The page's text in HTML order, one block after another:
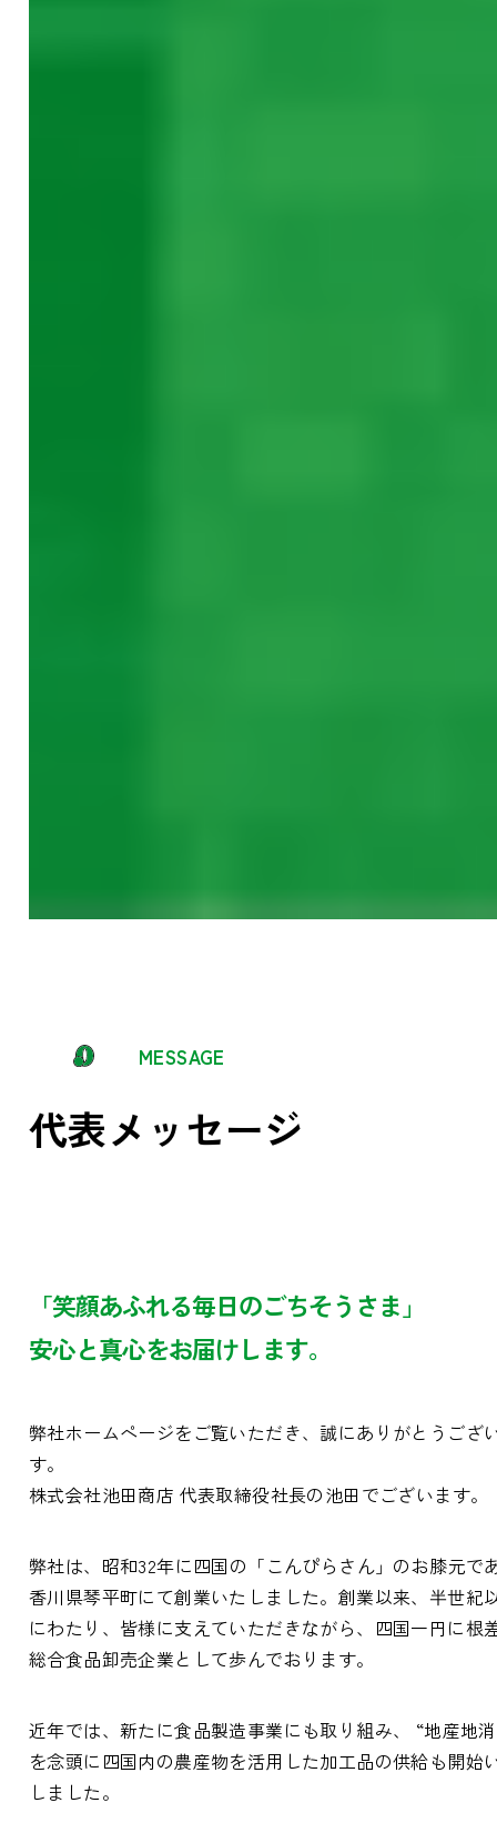
MESSAGE
代表メッセージ
「笑顔あふれる毎日のごちそうさま」
安心と真心をお届けします。
弊社ホームページをご覧いただき、誠にありがとうござ
す。
株式会社池田商店 代表取締役社長の池田でございます。
弊社は、昭和32年に四国の「こんぴらさん」のお膝元で
香川県琴平町にて創業いたしました。創業以来、半世紀
にわたり、皆様に支えていただきながら、四国一円に根
総合食品卸売企業として歩んでおります。
近年では、新たに食品製造事業にも取り組み、 “地産地
を念頭に四国内の農産物を活用した加工品の供給も開始
しました。